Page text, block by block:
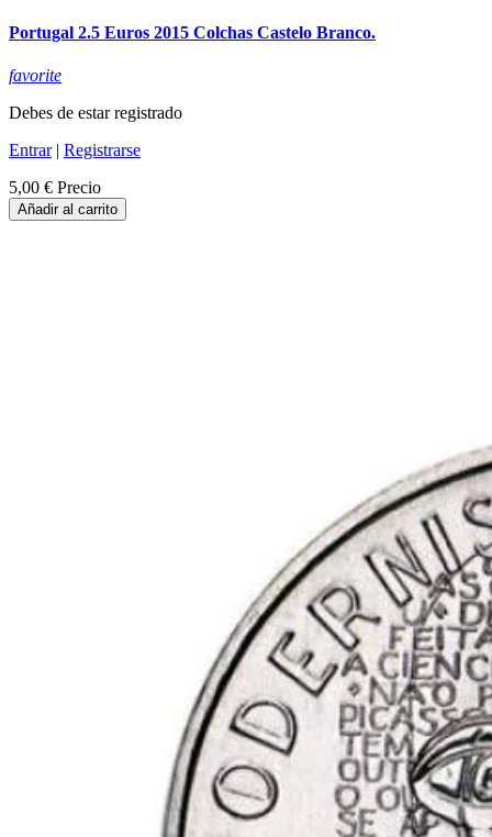
Portugal 2.5 Euros 2015 Colchas Castelo Branco.
favorite
Debes de estar registrado
Entrar| Registrarse
5,00 € Precio
Añadir al carrito